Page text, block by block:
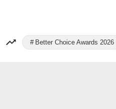
Better Choice Awards 2026